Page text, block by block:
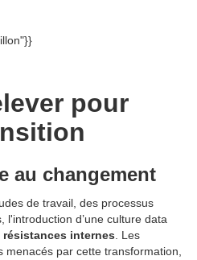
pour
au changement
de travail, des processus
l'introduction d’une culture data
résistances internes . Les
par cette transformation,